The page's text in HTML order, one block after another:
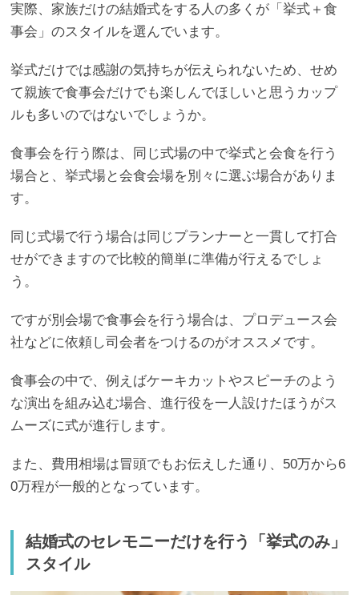
実際、家族だけの結婚式をする人の多くが「挙式＋食
事会」のスタイルを選んでいます。
挙式だけでは感謝の気持ちが伝えられないため、せめ
て親族で食事会だけでも楽しんでほしいと思うカップ
ルも多いのではないでしょうか。
食事会を行う際は、同じ式場の中で挙式と会食を行う
場合と、挙式場と会食会場を別々に選ぶ場合がありま
す。
同じ式場で行う場合は同じプランナーと一貫して打合
せができますので比較的簡単に準備が行えるでしょ
う。
ですが別会場で食事会を行う場合は、プロデュース会
社などに依頼し司会者をつけるのがオススメです。
食事会の中で、例えばケーキカットやスピーチのよう
な演出を組み込む場合、進行役を一人設けたほうがス
ムーズに式が進行します。
また、費用相場は冒頭でもお伝えした通り、50万から6
0万程が一般的となっています。
結婚式のセレモニーだけを行う「挙式のみ」
スタイル